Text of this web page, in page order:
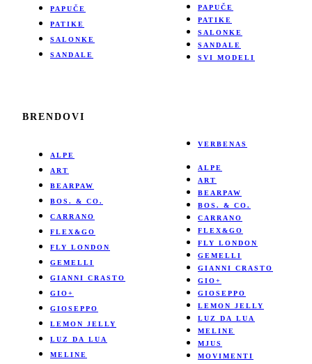
PAPUČE
PATIKE
SALONKE
SANDALE
PAPUČE
PATIKE
SALONKE
SANDALE
SVI MODELI
BRENDOVI
ALPE
ART
BEARPAW
BOS. & CO.
CARRANO
FLEX&GO
FLY LONDON
GEMELLI
GIANNI CRASTO
GIO+
GIOSEPPO
LEMON JELLY
LUZ DA LUA
MELINE
VERBENAS
ALPE
ART
BEARPAW
BOS. & CO.
CARRANO
FLEX&GO
FLY LONDON
GEMELLI
GIANNI CRASTO
GIO+
GIOSEPPO
LEMON JELLY
LUZ DA LUA
MELINE
MJUS
MOVIMENTI